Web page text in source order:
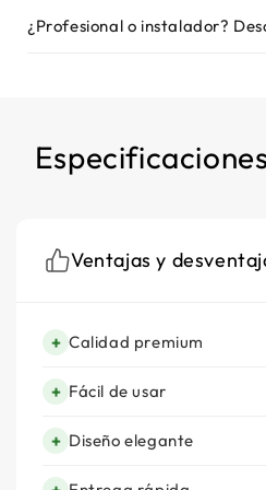
¿Profesional o instalador?
Ventajas y
+ Calidad premium
+ Fácil de usar
+ Diseño elegante